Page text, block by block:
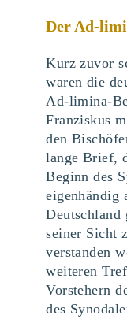
Der Ad-
Kurz zuvor
waren die
Ad-limina-
Franziskus
den
lange Brief,
Beginn des
eigenhändig
Deutschland
seiner Sicht
verstanden
weiteren
Vorstehern
des